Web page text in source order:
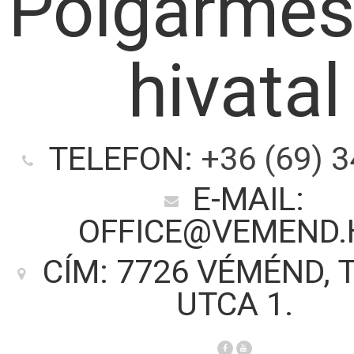
hivatal
TELEFON: +36 (69)
E-MAIL:
CÍM: 7726 VÉMÉND,
UTCA 1.